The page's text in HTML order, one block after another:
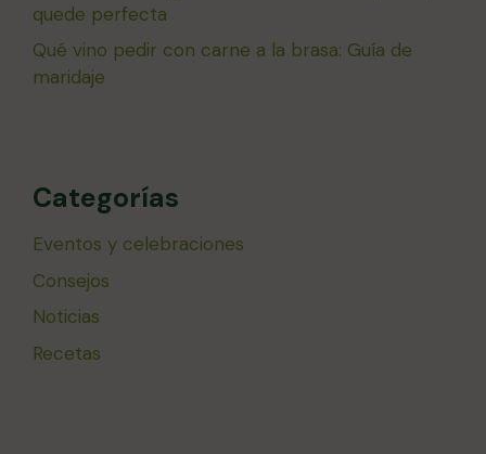
quede perfecta
Qué vino pedir con carne a la brasa: Guía de
maridaje
Categorías
Eventos y celebraciones
Consejos
Noticias
Recetas